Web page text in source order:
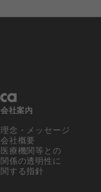
会社案内
理念・メッセージ
会社概要
医療機関等との
関係の透明性に
関する指針